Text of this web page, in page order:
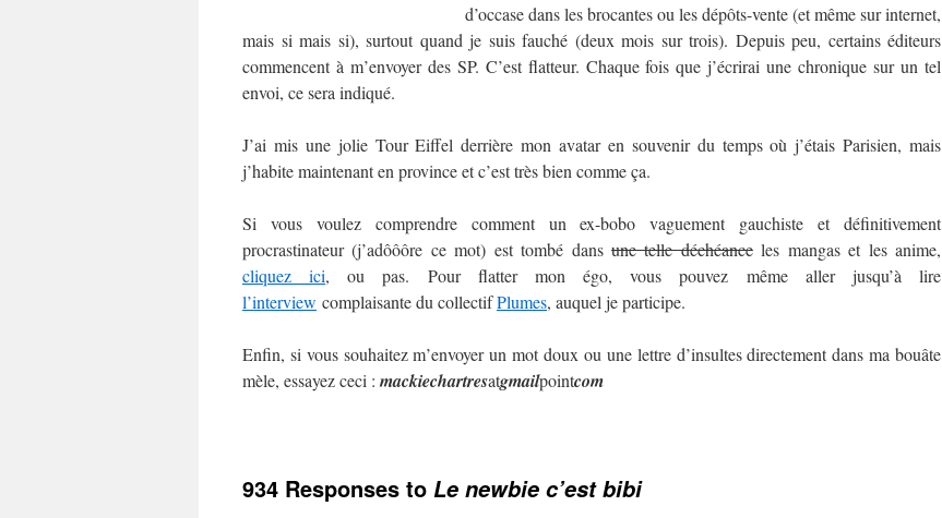
d’occase dans les brocantes ou les dépôts-vente (et même sur internet,
mais si mais si), surtout quand je suis fauché (deux mois sur trois). Depuis peu, certains éditeurs
commencent à m’envoyer des SP. C’est flatteur. Chaque fois que j’écrirai une chronique sur un tel
envoi, ce sera indiqué.
J’ai mis une jolie Tour Eiffel derrière mon avatar en souvenir du temps où j’étais Parisien, mais
j’habite maintenant en province et c’est très bien comme ça.
Si vous voulez comprendre comment un ex-bobo vaguement gauchiste et définitivement
procrastinateur (j’adôôôre ce mot) est tombé dans une telle déchéanceles mangas et les anime,
cliquez ici, ou pas. Pour flatter mon égo, vous pouvez même aller jusqu’à lire
l’interview complaisante du collectifPlumes, auquel je participe.
Enfin, si vous souhaitez m’envoyer un mot doux ou une lettre d’insultes directement dans ma bouâte
mèle, essayez ceci : mackiechartresatgmailpointcom
934 Responses to Le newbie c’est bibi